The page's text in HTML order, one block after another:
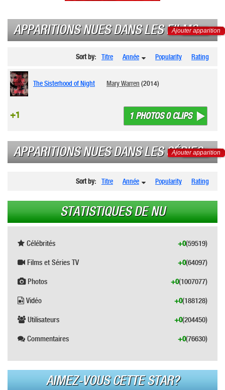
APPARITIONS NUES DANS LES FILMS
Ajouter apparition
Sort by: Titre Année Popularity Rating
The Sisterhood of Night Mary Warren (2014)
1 PHOTOS 0 CLIPS
+1
APPARITIONS NUES DANS LES SÉRIES
Ajouter apparition
Sort by: Titre Année Popularity Rating
STATISTIQUES DE NU
Célébrités (59519)
+0
Films et Séries TV (64097)
+0
Photos (1007077)
+0
Vidéo (188128)
+0
Utilisateurs (204450)
+0
Commentaires (76630)
+0
AIMEZ-VOUS CETTE STAR?